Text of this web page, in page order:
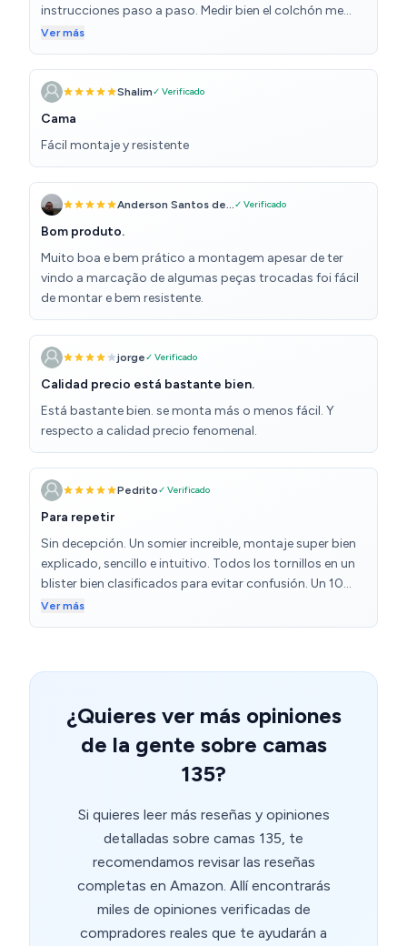
ven fuertes y duraderos, destacó que al terminar su
montaje se siente sólida, resistente y ligera al moverla,
algo que se busca al comprar. Realmente me ha ido
calidad, super recomendable.
instrucciones paso a paso. Medir bien el colchón me
quedo un hueco pero es culpa mía
Ver más
Shalim✓ Verificado
Cama
Fácil montaje y resistente
Anderson Santos de... ✓ Verificado
Bom produto.
Muito boa e bem prático a montagem apesar de ter
vindo a marcação de algumas peças trocadas foi fácil
de montar e bem resistente.
jorge✓ Verificado
Calidad precio está bastante bien.
Está bastante bien. se monta más o menos fácil. Y
respecto a calidad precio fenomenal.
Pedrito✓ Verificado
Para repetir
Sin decepción. Un somier increible, montaje super bien
explicado, sencillo e intuitivo. Todos los tornillos en un
blister bien clasificados para evitar confusión. Un 10
bien grande. Estructura ligera a la par que sólida. En
breve se los cambio a mis hijos también. 10 sobre 10
Ver más
¿Quieres ver más opiniones
de la gente sobre camas
135?
Si quieres leer más reseñas y opiniones
detalladas sobre camas 135, te
recomendamos revisar las reseñas
completas en Amazon. Allí encontrarás
miles de opiniones verificadas de
compradores reales que te ayudarán a